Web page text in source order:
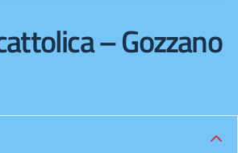
– Gozzano